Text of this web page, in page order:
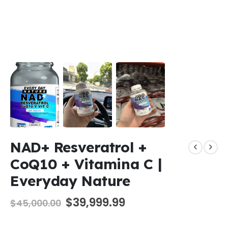
NAD+ Resveratrol +
CoQ10 + Vitamina C |
Everyday Nature
$45,000.00 El
precio
$39,999.99El